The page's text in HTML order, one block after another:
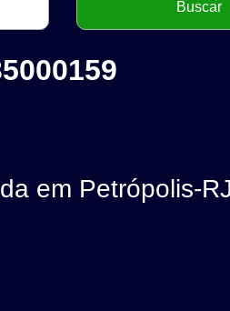
em Petrópolis-